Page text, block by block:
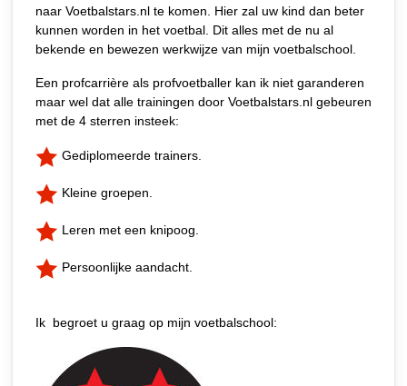
naar Voetbalstars.nl te komen. Hier zal uw kind dan beter
kunnen worden in het voetbal. Dit alles met de nu al
bekende en bewezen werkwijze van mijn voetbalschool.
Een profcarrière als profvoetballer kan ik niet garanderen
maar wel dat alle trainingen door Voetbalstars.nl gebeuren
met de 4 sterren insteek:
Gediplomeerde trainers.
Kleine groepen.
Leren met een knipoog.
Persoonlijke aandacht.
Ik begroet u graag op mijn voetbalschool: